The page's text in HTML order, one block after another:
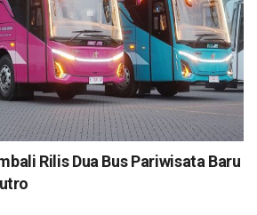
Rilis Dua Bus Pariwisata Baru